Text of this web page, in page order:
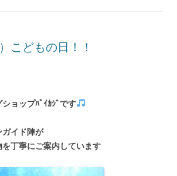
こどもの日！！
ョップﾊﾟｲｶｼﾞです
ガイド陣が
丁寧にご案内しています